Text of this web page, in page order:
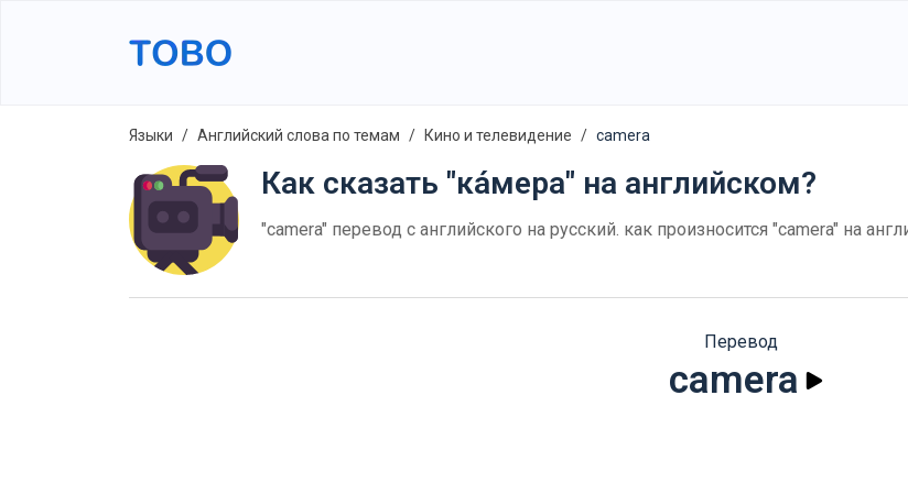
Языки Английский слова по темам Кино и телевидение camera
Как сказать "ка́мера" на английском?
"camera" перевод с английского на русский. как произносится "camera" на
Перевод
camera